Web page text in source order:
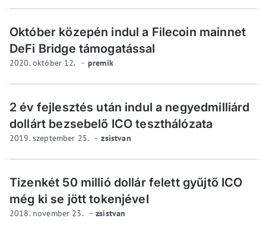
Október közepén indul a Filecoin mainnet
DeFi Bridge támogatással
2020. október 12. premik
2 év fejlesztés után indul a negyedmilliárd
dollárt bezsebelő ICO teszthálózata
2019. szeptember 25. zsistvan
Tizenkét 50 millió dollár felett gyűjtő ICO
még ki se jött tokenjével
2018. november 23. zsistvan